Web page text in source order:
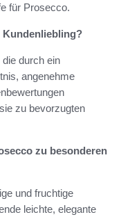
für Prosecco.
Kundenliebling?
durch ein
angenehme
zu bevorzugten
zu besonderen
und fruchtige
leichte, elegante